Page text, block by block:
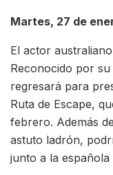
Martes, 27 de
El actor
Reconocido por
regresará para
Ruta de Escape,
febrero. Además
astuto ladrón,
junto a la española